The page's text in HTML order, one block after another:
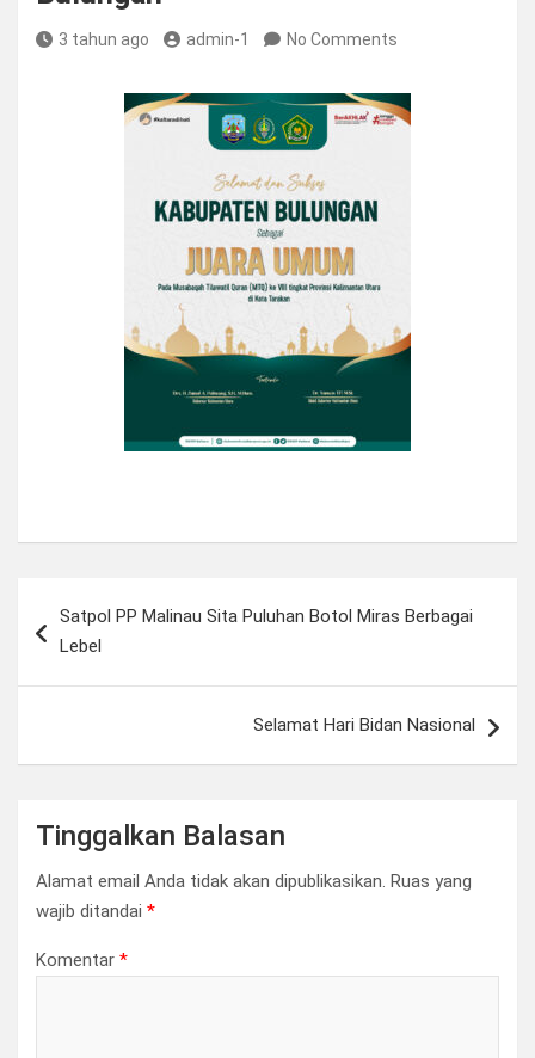
3 tahun ago admin-1 No Comments
posSatpol PP Malinau Sita Puluhan Botol Miras Berbagai
Lebel
Selamat Hari Bidan Nasional
Tinggalkan Balasan
Alamat email Anda tidak akan dipublikasikan. Ruas yang
wajib ditandai *
Komentar *